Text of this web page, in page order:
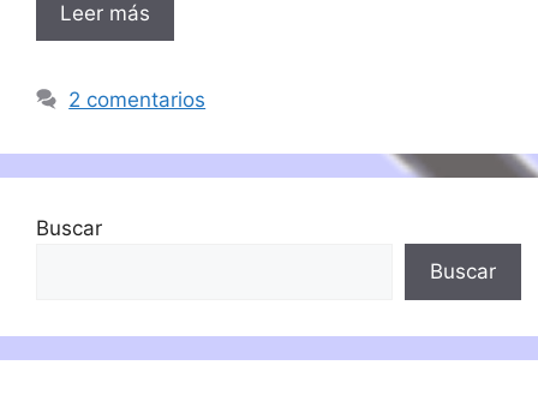
Leer más
2 comentarios
Buscar
Buscar